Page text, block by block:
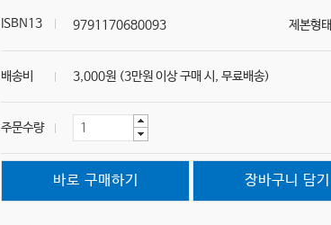
ISBN13 9791170680093 제본형태
배송비 3,000원 (3만원 이상 구매 시, 무료배송)
주문수량
바로 구매하기 장바구니 담기